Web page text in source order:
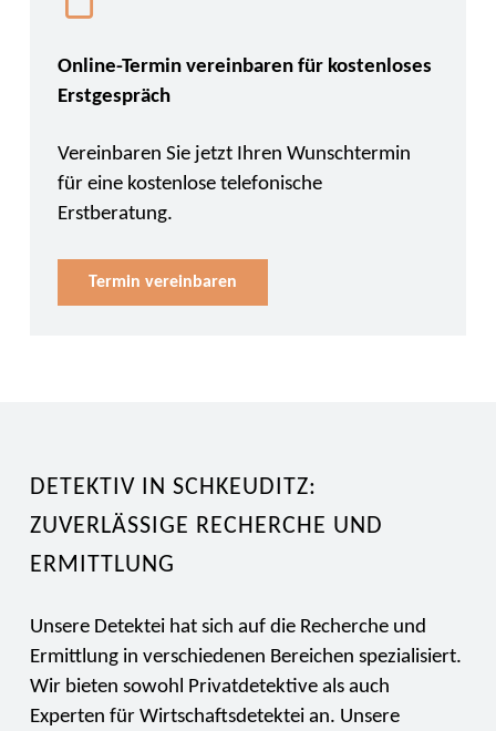
Online-Termin vereinbaren für kostenloses
Erstgespräch
Vereinbaren Sie jetzt Ihren Wunschtermin
für eine kostenlose telefonische
Erstberatung.
Termin vereinbaren
DETEKTIV IN SCHKEUDITZ:
ZUVERLÄSSIGE RECHERCHE UND
ERMITTLUNG
Unsere Detektei hat sich auf die Recherche und
Ermittlung in verschiedenen Bereichen spezialisiert.
Wir bieten sowohl Privatdetektive als auch
Experten für Wirtschaftsdetektei an. Unsere